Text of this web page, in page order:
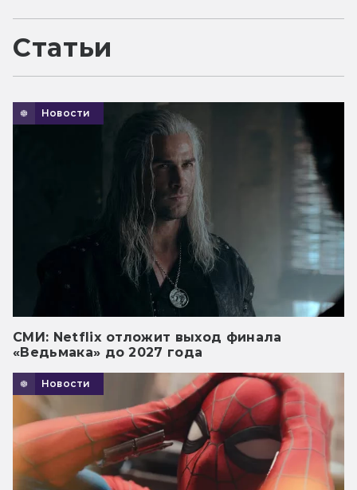
Статьи
Новости
СМИ: Netflix отложит выход финала
«Ведьмака» до 2027 года
Новости